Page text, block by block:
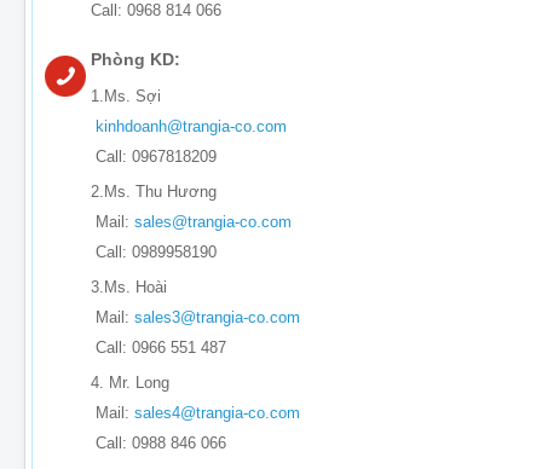
Call: 0968 814 066
Phòng KD:
1.Ms. Sợi
kinhdoanh@trangia-co.com
Call: 0967818209
2.Ms. Thu Hương
Mail: sales@trangia-co.com
Call: 0989958190
3.Ms. Hoài
Mail: sales3@trangia-co.com
Call: 0966 551 487
4. Mr. Long
Mail: sales4@trangia-co.com
Call: 0988 846 066